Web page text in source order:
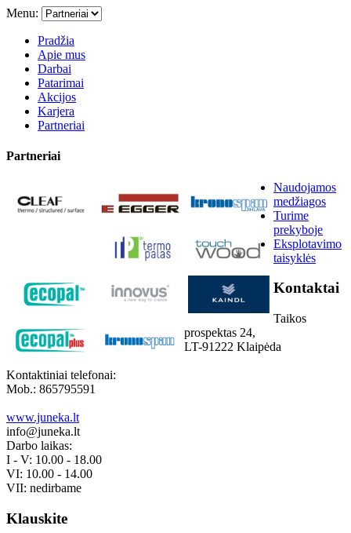
Menu:
Pradžia
Apie mus
Darbai
Patarimai
Akcijos
Karjera
Partneriai
Partneriai
Naudojamos
medžiagos
Turime
prekyboje
Eksplotavimo
taisyklės
Kontaktai
Taikos
prospektas 24,
LT-91222 Klaipėda
Kontaktiniai telefonai:
Mob.: 865795591
www.juneka.lt
info@juneka.lt
Darbo laikas:
I - V: 10.00 - 18.00
VI: 10.00 - 14.00
VII: nedirbame
Klauskite